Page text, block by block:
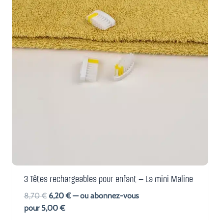
3 Têtes rechargeables pour enfant – La mini Maline
8,70€ Le
prix
6,20€Le
—ou abonnez-vous
pour 5,00€